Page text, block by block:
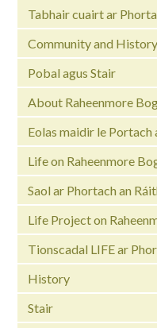
Tabhair cuairt ar
Community and History
Pobal agus Stair
About Raheenmore
Eolas maidir le
Life on Raheenmore
Saol ar Phortach an
Life Project on
Tionscadal LIFE ar
History
Stair